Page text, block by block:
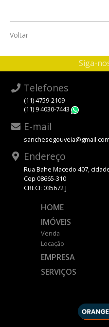
Voltar
Siga-
Telefones
(11) 4759-2109
(11) 9 4030-7443
E-mail
sanchesegouveia@gmail.com
Endereço
Rua Bahe Macedo 407,
Cep 08665-310
CRECI: 035672 J
HOME
IMÓVEIS
Venda
Locação
EMPRESA
SERVIÇOS